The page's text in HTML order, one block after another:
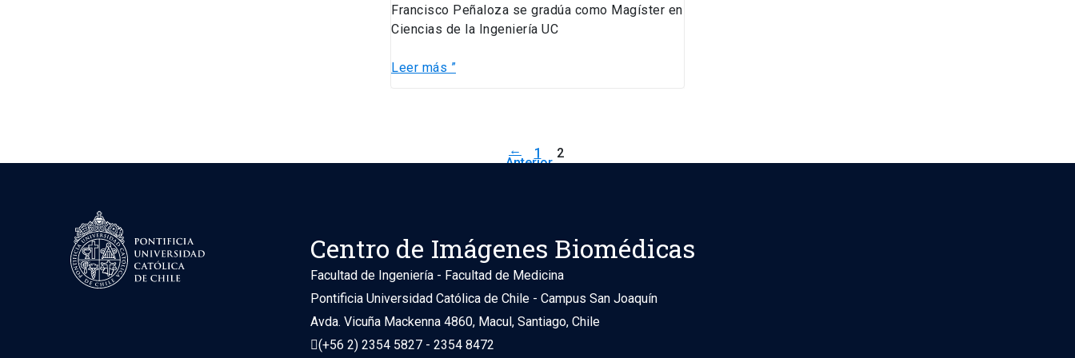
Francisco Peñaloza se gradúa como Magíster en
Ciencias de la Ingeniería UC
Leer más ”
←
Anterior
1 2
Centro de Imágenes Biomédicas
Facultad de Ingeniería - Facultad de Medicina
Pontificia Universidad Católica de Chile - Campus San Joaquín
Avda. Vicuña Mackenna 4860, Macul, Santiago, Chile
(+56 2) 2354 5827 - 2354 8472